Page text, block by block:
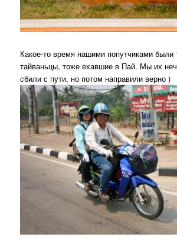
Какое-то время нашими попутчиками были
тайваньцы, тоже ехавшие в Пай. Мы их
сбили с пути, но потом направили верно )